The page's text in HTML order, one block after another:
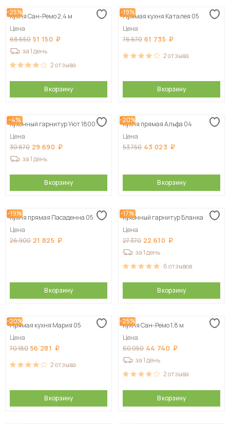
-25%
Кухня Сан-Ремо 2,4 м
Цена
68 650 51 150
за 1 день
2отзыва
В корзину
-19%
Прямая кухня Каталея 05
Цена
76 670 61 735
2отзыва
В корзину
-4%
Кухонный гарнитур Уют 1800
Цена
30 870 29 690
за 1 день
В корзину
-20%
Кухня прямая Альфа 04
Цена
53 750 43 023
В корзину
-19%
Кухня прямая Пасаденна 05
Цена
26 900 21 825
В корзину
-17%
Кухонный гарнитур Бланка
Цена
27 370 22 610
за 1 день
6отзывов
В корзину
-20%
Прямая кухня Мария 05
Цена
70 180 56 281
2отзыва
В корзину
-25%
Кухня Сан-Ремо 1,8 м
Цена
60 050 44 740
за 1 день
2отзыва
В корзину